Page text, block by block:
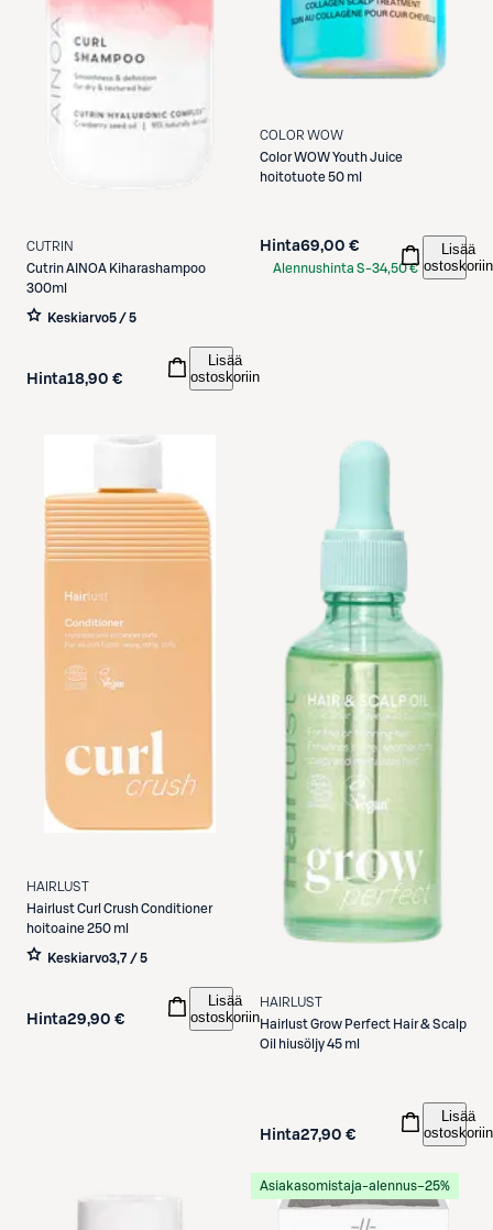
CUTRIN
CutrinAINOA Kiharashampoo
300ml
Keskiarvo5 / 5
Hinta18,90 €
Lisää
ostoskoriin
COLOR WOW
Color WOWYouth Juice
hoitotuote 50 ml
Hinta69,00 €
Alennushinta S-34,50 €
Lisää
ostoskoriin
HAIRLUST
HairlustCurl Crush Conditioner
hoitoaine 250 ml
Keskiarvo3,7 / 5
Hinta29,90 €
Lisää
ostoskoriin
HAIRLUST
HairlustGrow Perfect Hair & Scalp
Oil hiusöljy 45 ml
Hinta27,90 €
Lisää
ostoskoriin
Asiakasomistaja-alennus−25%